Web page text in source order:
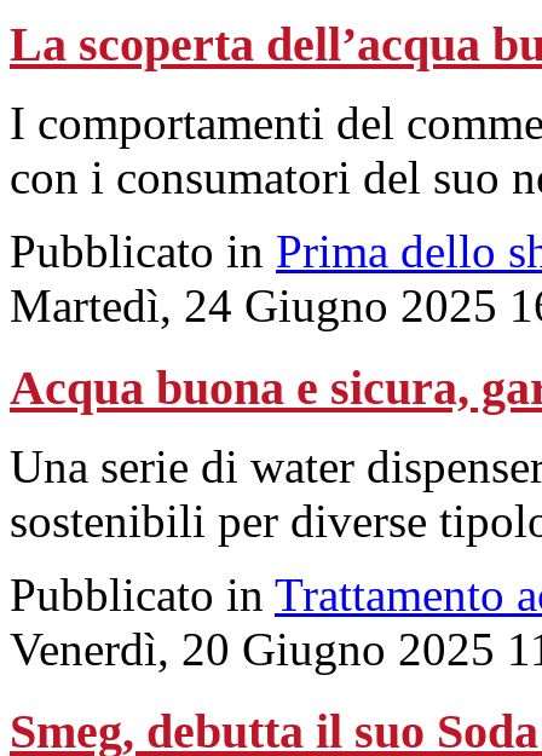
La scoperta dell’acqua
I comportamenti del
con i consumatori del suo
Pubblicato in Prima dello
Martedì, 24 Giugno 2025
Acqua buona e sicura,
Una serie di water
sostenibili per diverse
Pubblicato in Trattamento
Venerdì, 20 Giugno 2025
Smeg, debutta il suo